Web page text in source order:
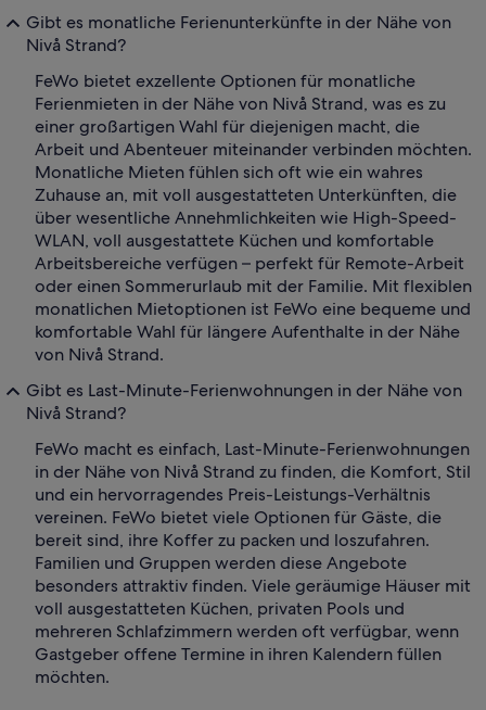
Gibt es monatliche Ferienunterkünfte in der Nähe von
Nivå Strand?
FeWo bietet exzellente Optionen für monatliche
Ferienmieten in der Nähe von Nivå Strand, was es zu
einer großartigen Wahl für diejenigen macht, die
Arbeit und Abenteuer miteinander verbinden möchten.
Monatliche Mieten fühlen sich oft wie ein wahres
Zuhause an, mit voll ausgestatteten Unterkünften, die
über wesentliche Annehmlichkeiten wie High-Speed-
WLAN, voll ausgestattete Küchen und komfortable
Arbeitsbereiche verfügen – perfekt für Remote-Arbeit
oder einen Sommerurlaub mit der Familie. Mit flexiblen
monatlichen Mietoptionen ist FeWo eine bequeme und
komfortable Wahl für längere Aufenthalte in der Nähe
von Nivå Strand.
Gibt es Last-Minute-Ferienwohnungen in der Nähe von
Nivå Strand?
FeWo macht es einfach, Last-Minute-Ferienwohnungen
in der Nähe von Nivå Strand zu finden, die Komfort, Stil
und ein hervorragendes Preis-Leistungs-Verhältnis
vereinen. FeWo bietet viele Optionen für Gäste, die
bereit sind, ihre Koffer zu packen und loszufahren.
Familien und Gruppen werden diese Angebote
besonders attraktiv finden. Viele geräumige Häuser mit
voll ausgestatteten Küchen, privaten Pools und
mehreren Schlafzimmern werden oft verfügbar, wenn
Gastgeber offene Termine in ihren Kalendern füllen
möchten.